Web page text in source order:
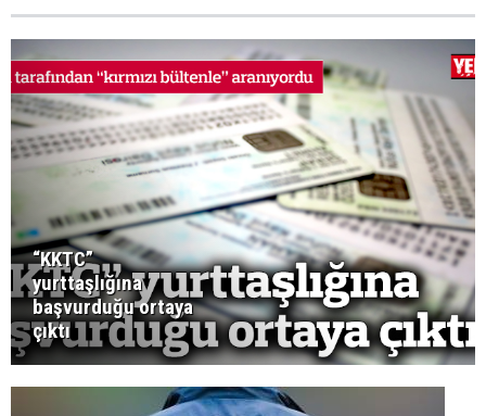
“KKTC”
yurttaşlığına
başvurduğu ortaya
çıktı